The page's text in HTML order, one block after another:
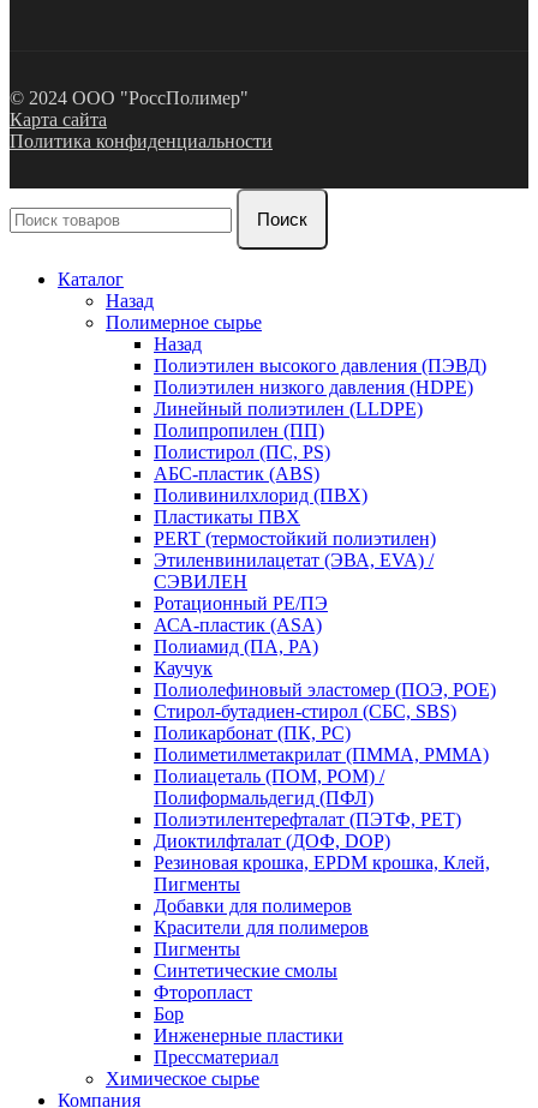
© 2024 ООО "РоссПолимер"
Карта сайта
Политика конфиденциальности
Поиск
Каталог
Назад
Полимерное сырье
Назад
Полиэтилен высокого давления (ПЭВД)
Полиэтилен низкого давления (HDPE)
Линейный полиэтилен (LLDPE)
Полипропилен (ПП)
Полистирол (ПС, PS)
АБС-пластик (ABS)
Поливинилхлорид (ПВХ)
Пластикаты ПВХ
PERT (термостойкий полиэтилен)
Этиленвинилацетат (ЭВА, EVA) /
СЭВИЛЕН
Ротационный PE/ПЭ
АСА-пластик (ASA)
Полиамид (ПА, PA)
Каучук
Полиолефиновый эластомер (ПОЭ, POE)
Стирол-бутадиен-стирол (СБС, SBS)
Поликарбонат (ПК, PC)
Полиметилметакрилат (ПММА, PMMA)
Полиацеталь (ПОМ, POM) /
Полиформальдегид (ПФЛ)
Полиэтилентерефталат (ПЭТФ, PET)
Диоктилфталат (ДОФ, DOP)
Резиновая крошка, EPDM крошка, Клей,
Пигменты
Добавки для полимеров
Красители для полимеров
Пигменты
Синтетические смолы
Фторопласт
Бор
Инженерные пластики
Прессматериал
Химическое сырье
Компания